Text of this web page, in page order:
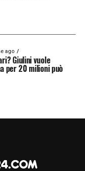
ago
Giulini vuole
per 20 milioni può